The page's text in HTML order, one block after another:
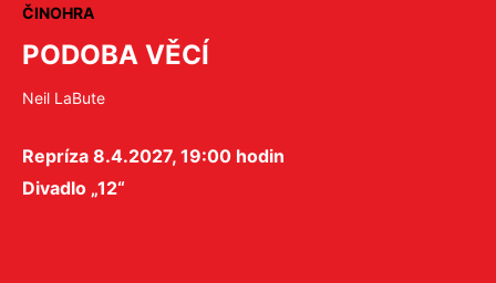
ČINOHRA
PODOBA VĚCÍ
Neil LaBute
Repríza 8.4.2027, 19:00 hodin
Divadlo „12“